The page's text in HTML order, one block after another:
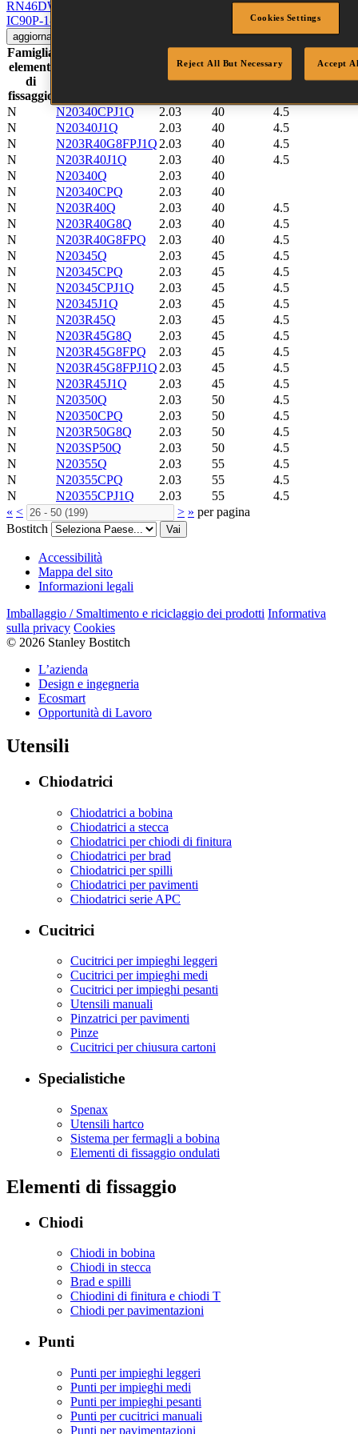
RN46DW-1EPAL
IC90P-1-E
aggiornare
Famiglia
elementi
di
fissaggio
bobina
N N20340CPJ1Q 2.03 40
4.5
N
N20340J1Q 2.03 40
4.5
N
N203R40G8FPJ1Q 2.03 40
4.5
N
N203R40J1Q 2.03 40
4.5
N
N20340Q 2.03
40
N
N20340CPQ 2.03
40
N
N203R40Q 2.03 40
4.5
N
N203R40G8Q 2.03 40
4.5
N
N203R40G8FPQ 2.03 40
4.5
N
N20345Q 2.03 45
4.5
N
N20345CPQ 2.03 45
4.5
N
N20345CPJ1Q 2.03 45
4.5
N
N20345J1Q 2.03 45
4.5
N
N203R45Q 2.03 45
4.5
N
N203R45G8Q 2.03 45
4.5
N
N203R45G8FPQ 2.03 45
4.5
N
N203R45G8FPJ1Q 2.03 45
4.5
N
N203R45J1Q 2.03 45
4.5
N
N20350Q 2.03 50
4.5
N
N20350CPQ 2.03 50
4.5
N
N203R50G8Q 2.03 50
4.5
N
N203SP50Q 2.03 50
4.5
N
N20355Q 2.03 55
4.5
N
N20355CPQ 2.03 55
4.5
N
N20355CPJ1Q 2.03 55
4.5
« < > » per pagina
Bostitch
Vai
Accessibilità
Mappa del sito
Informazioni legali
Imballaggio / Smaltimento e riciclaggio dei prodotti Informativa
sulla privacy Cookies
© 2026 Stanley Bostitch
L’azienda
Design e ingegneria
Ecosmart
Opportunità di Lavoro
Utensili
Chiodatrici
Chiodatrici a bobina
Chiodatrici a stecca
Chiodatrici per chiodi di finitura
Chiodatrici per brad
Chiodatrici per spilli
Chiodatrici per pavimenti
Chiodatrici serie APC
Cucitrici
Cucitrici per impieghi leggeri
Cucitrici per impieghi medi
Cucitrici per impieghi pesanti
Utensili manuali
Pinzatrici per pavimenti
Pinze
Cucitrici per chiusura cartoni
Specialistiche
Spenax
Utensili hartco
Sistema per fermagli a bobina
Elementi di fissaggio ondulati
Elementi di fissaggio
Chiodi
Chiodi in bobina
Chiodi in stecca
Brad e spilli
Chiodini di finitura e chiodi T
Chiodi per pavimentazioni
Punti
Punti per impieghi leggeri
Punti per impieghi medi
Punti per impieghi pesanti
Punti per cucitrici manuali
Punti per pavimentazioni
Cookies Settings
Reject All But Necessary Accept